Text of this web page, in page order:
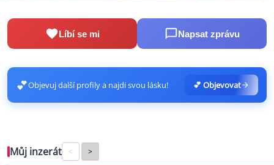
Líbí se mi Napsat zprávu
💕Objevuj další profily a najdi svou lásku! 💕 Objevovat
Můj inzerát < >